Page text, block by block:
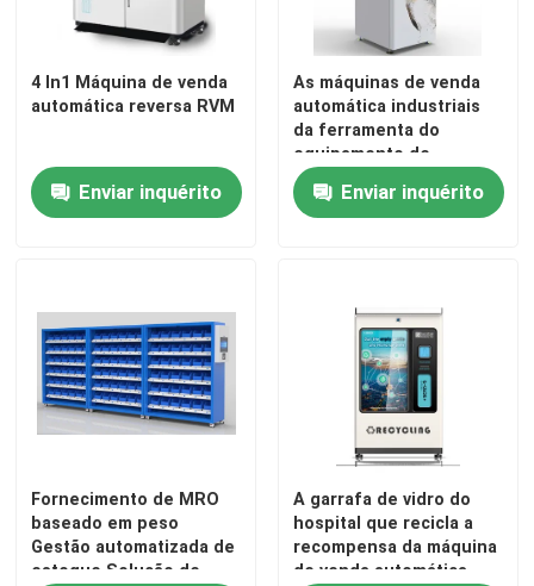
4 In1 Máquina de venda
automática reversa RVM
Enviar inquérito
As máquinas de venda
automática industriais
da ferramenta do
equipamento de
soldadura circundam
9000 Enviar inquérito
Fornecimento de MRO
baseado em peso
Gestão automatizada de
estoque Solução de
A garrafa de vidro do
hospital que recicla a
recompensa da máquina
de venda automática